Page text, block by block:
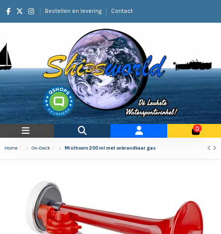
Bestellen en levering Contact
0
Home On-Deck Misthoorn 200 ml met onbrandbaar gas